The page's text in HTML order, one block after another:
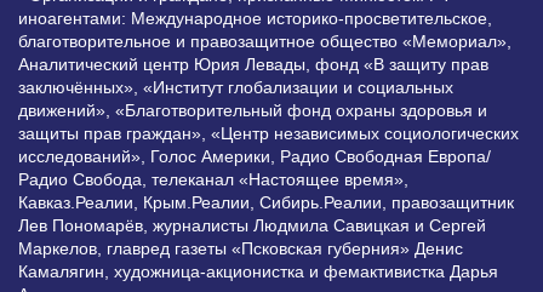
иноагентами: Международное историко-просветительское,
благотворительное и правозащитное общество «Мемориал»,
Аналитический центр Юрия Левады, фонд «В защиту прав
заключённых», «Институт глобализации и социальных
движений», «Благотворительный фонд охраны здоровья и
защиты прав граждан», «Центр независимых социологических
исследований», Голос Америки, Радио Свободная Европа/
Радио Свобода, телеканал «Настоящее время»,
Кавказ.Реалии, Крым.Реалии, Сибирь.Реалии, правозащитник
Лев Пономарёв, журналисты Людмила Савицкая и Сергей
Маркелов, главред газеты «Псковская губерния» Денис
Камалягин, художница-акционистка и фемактивистка Дарья